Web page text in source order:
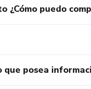
¿Cómo puedo
posea